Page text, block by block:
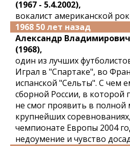
(1967 - 5.4.2002),
вокалист американской
1968 50 лет назад
Александр
(1968),
один из лучших
Играл в "Спартаке", во
испанской "Сельты". С чем
сборной России, в которой
не смог проявить в полной
крупнейших
чемпионате Европы 2004
недоумение и чувство